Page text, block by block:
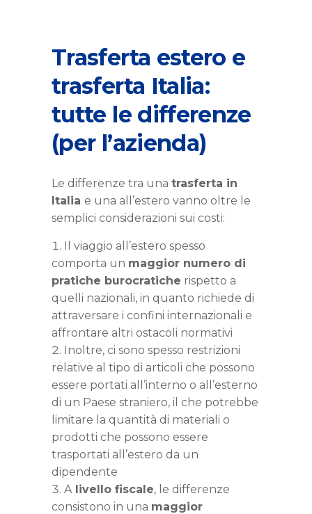
Trasferta estero e
trasferta Italia:
tutte le differenze
(per l’azienda)
Le differenze tra una trasferta in
Italia e una all’estero vanno oltre le
semplici considerazioni sui costi:
Il viaggio all’estero spesso
comporta un maggior numero di
pratiche burocratiche rispetto a
quelli nazionali, in quanto richiede di
attraversare i confini internazionali e
affrontare altri ostacoli normativi
Inoltre, ci sono spesso restrizioni
relative al tipo di articoli che possono
essere portati all’interno o all’esterno
di un Paese straniero, il che potrebbe
limitare la quantità di materiali o
prodotti che possono essere
trasportati all’estero da un
dipendente
Alivello fiscale, le differenze
consistono in una maggior